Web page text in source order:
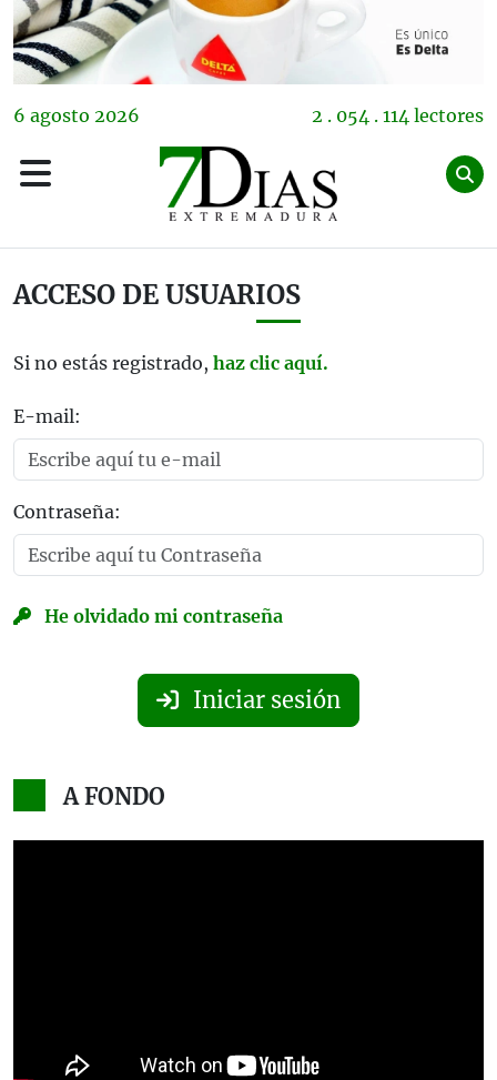
6 agosto 2026 2 . 054 . 114 lectores
ACCESO DE USUARIOS
Si no estás registrado, haz clic aquí.
E-mail:
Contraseña:
He olvidado mi contraseña
Iniciar sesión
A FONDO